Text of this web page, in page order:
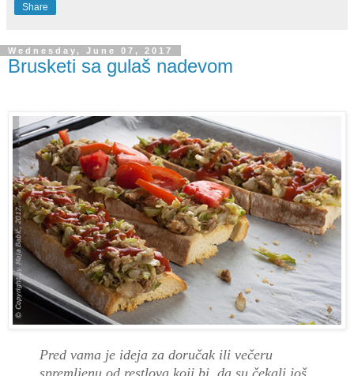
Share
Wednesday, June 07, 2017
Brusketi sa gulaš nadevom
Pred vama je ideja za doručak ili večeru
spremljenu od restlova koji bi, da su čekali još